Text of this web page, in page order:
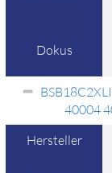
Dokus
40004
Hersteller